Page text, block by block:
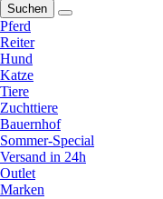
Suchen
Pferd
Reiter
Hund
Katze
Tiere
Zuchttiere
Bauernhof
Sommer-Special
Versand in 24h
Outlet
Marken